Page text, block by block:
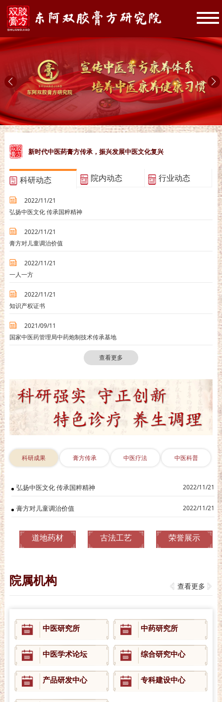
新时代中医药膏方传承，振兴发展中医文化复兴
科研动态 院内动态 行业动态
2022/11/21
弘扬中医文化 传承国粹精神
2022/11/21
膏方对儿童调治价值
2022/11/21
一人一方
2022/11/21
知识产权证书
2021/09/11
国家中医药管理局中药炮制技术传承基地
查看更多
科研成果 膏方传承 中医疗法 中医科普
弘扬中医文化 传承国粹精神 2022/11/21
膏方对儿童调治价值 2022/11/21
道地药材 古法工艺 荣誉展示
院属机构 查看更多
中医研究所 中药研究所
中医学术论坛 综合研究中心
产品研发中心 专科建设中心